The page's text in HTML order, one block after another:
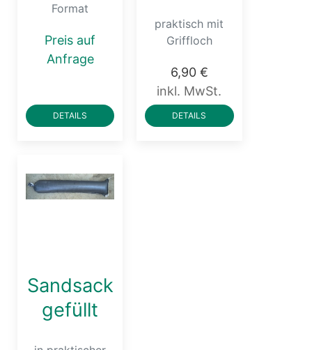
Format
Preis auf
Anfrage
DETAILS
praktisch mit
Griffloch
6,90 €
inkl. MwSt.
DETAILS
Sandsack
gefüllt